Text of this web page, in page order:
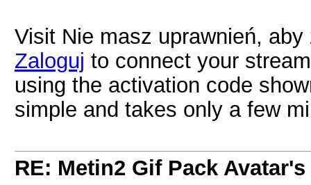
Visit Nie masz uprawnień,
Zaloguj to connect your
using the activation code
simple and takes only a few
RE: Metin2 Gif Pack Avatar's